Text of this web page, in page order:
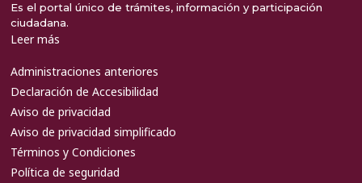
Es el portal único de trámites, información y participación
ciudadana.
Leer más
Administraciones anteriores
Declaración de Accesibilidad
Aviso de privacidad
Aviso de privacidad simplificado
Términos y Condiciones
Política de seguridad